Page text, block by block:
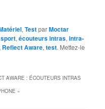
,TestparMoctar
,écouteurs intras,intra-
Reflect Aware,test. Mettez-le
AWARE : ÉCOUTEURS INTRAS
»